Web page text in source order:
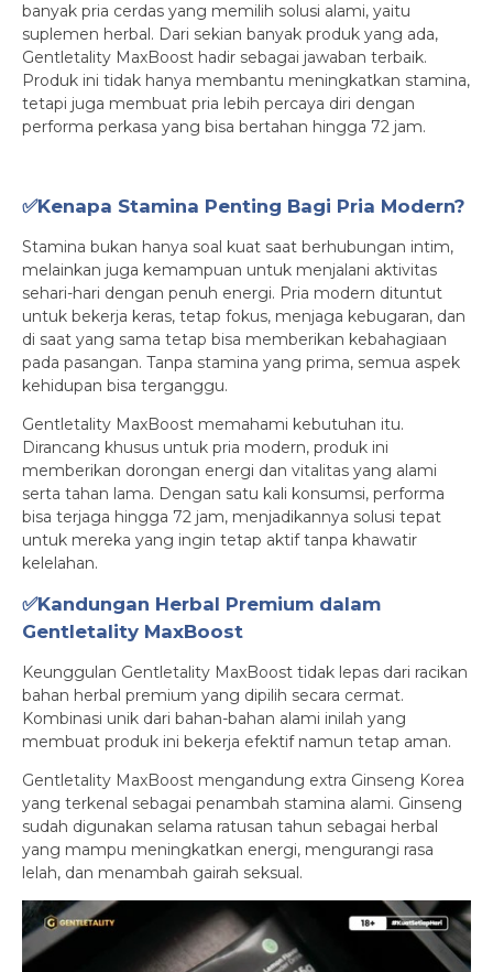
banyak pria cerdas yang memilih solusi alami, yaitu
suplemen herbal. Dari sekian banyak produk yang ada,
Gentletality MaxBoost hadir sebagai jawaban terbaik.
Produk ini tidak hanya membantu meningkatkan stamina,
tetapi juga membuat pria lebih percaya diri dengan
performa perkasa yang bisa bertahan hingga 72 jam.
✅Kenapa Stamina Penting Bagi Pria Modern?
Stamina bukan hanya soal kuat saat berhubungan intim,
melainkan juga kemampuan untuk menjalani aktivitas
sehari-hari dengan penuh energi. Pria modern dituntut
untuk bekerja keras, tetap fokus, menjaga kebugaran, dan
di saat yang sama tetap bisa memberikan kebahagiaan
pada pasangan. Tanpa stamina yang prima, semua aspek
kehidupan bisa terganggu.
Gentletality MaxBoost memahami kebutuhan itu.
Dirancang khusus untuk pria modern, produk ini
memberikan dorongan energi dan vitalitas yang alami
serta tahan lama. Dengan satu kali konsumsi, performa
bisa terjaga hingga 72 jam, menjadikannya solusi tepat
untuk mereka yang ingin tetap aktif tanpa khawatir
kelelahan.
✅Kandungan Herbal Premium dalam
Gentletality MaxBoost
Keunggulan Gentletality MaxBoost tidak lepas dari racikan
bahan herbal premium yang dipilih secara cermat.
Kombinasi unik dari bahan-bahan alami inilah yang
membuat produk ini bekerja efektif namun tetap aman.
Gentletality MaxBoost mengandung extra Ginseng Korea
yang terkenal sebagai penambah stamina alami. Ginseng
sudah digunakan selama ratusan tahun sebagai herbal
yang mampu meningkatkan energi, mengurangi rasa
lelah, dan menambah gairah seksual.